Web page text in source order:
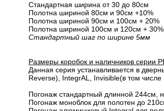
Стандартная ширина от 30 до 80см
Полотна шириной 80cм и 90cм +10%
Полотна шириной 90см и 100см + 20%
Полотна шириной 100см и 120см + 30%
Стандартный шаг по ширине 5мм
Размеры коробок и наличников серии
Данная серия устанавливается в
Reverse), IntegrAL, Invisible(в том числе
Погонаж стандартный длинной 244см,
Погонаж моноблок для полотен до